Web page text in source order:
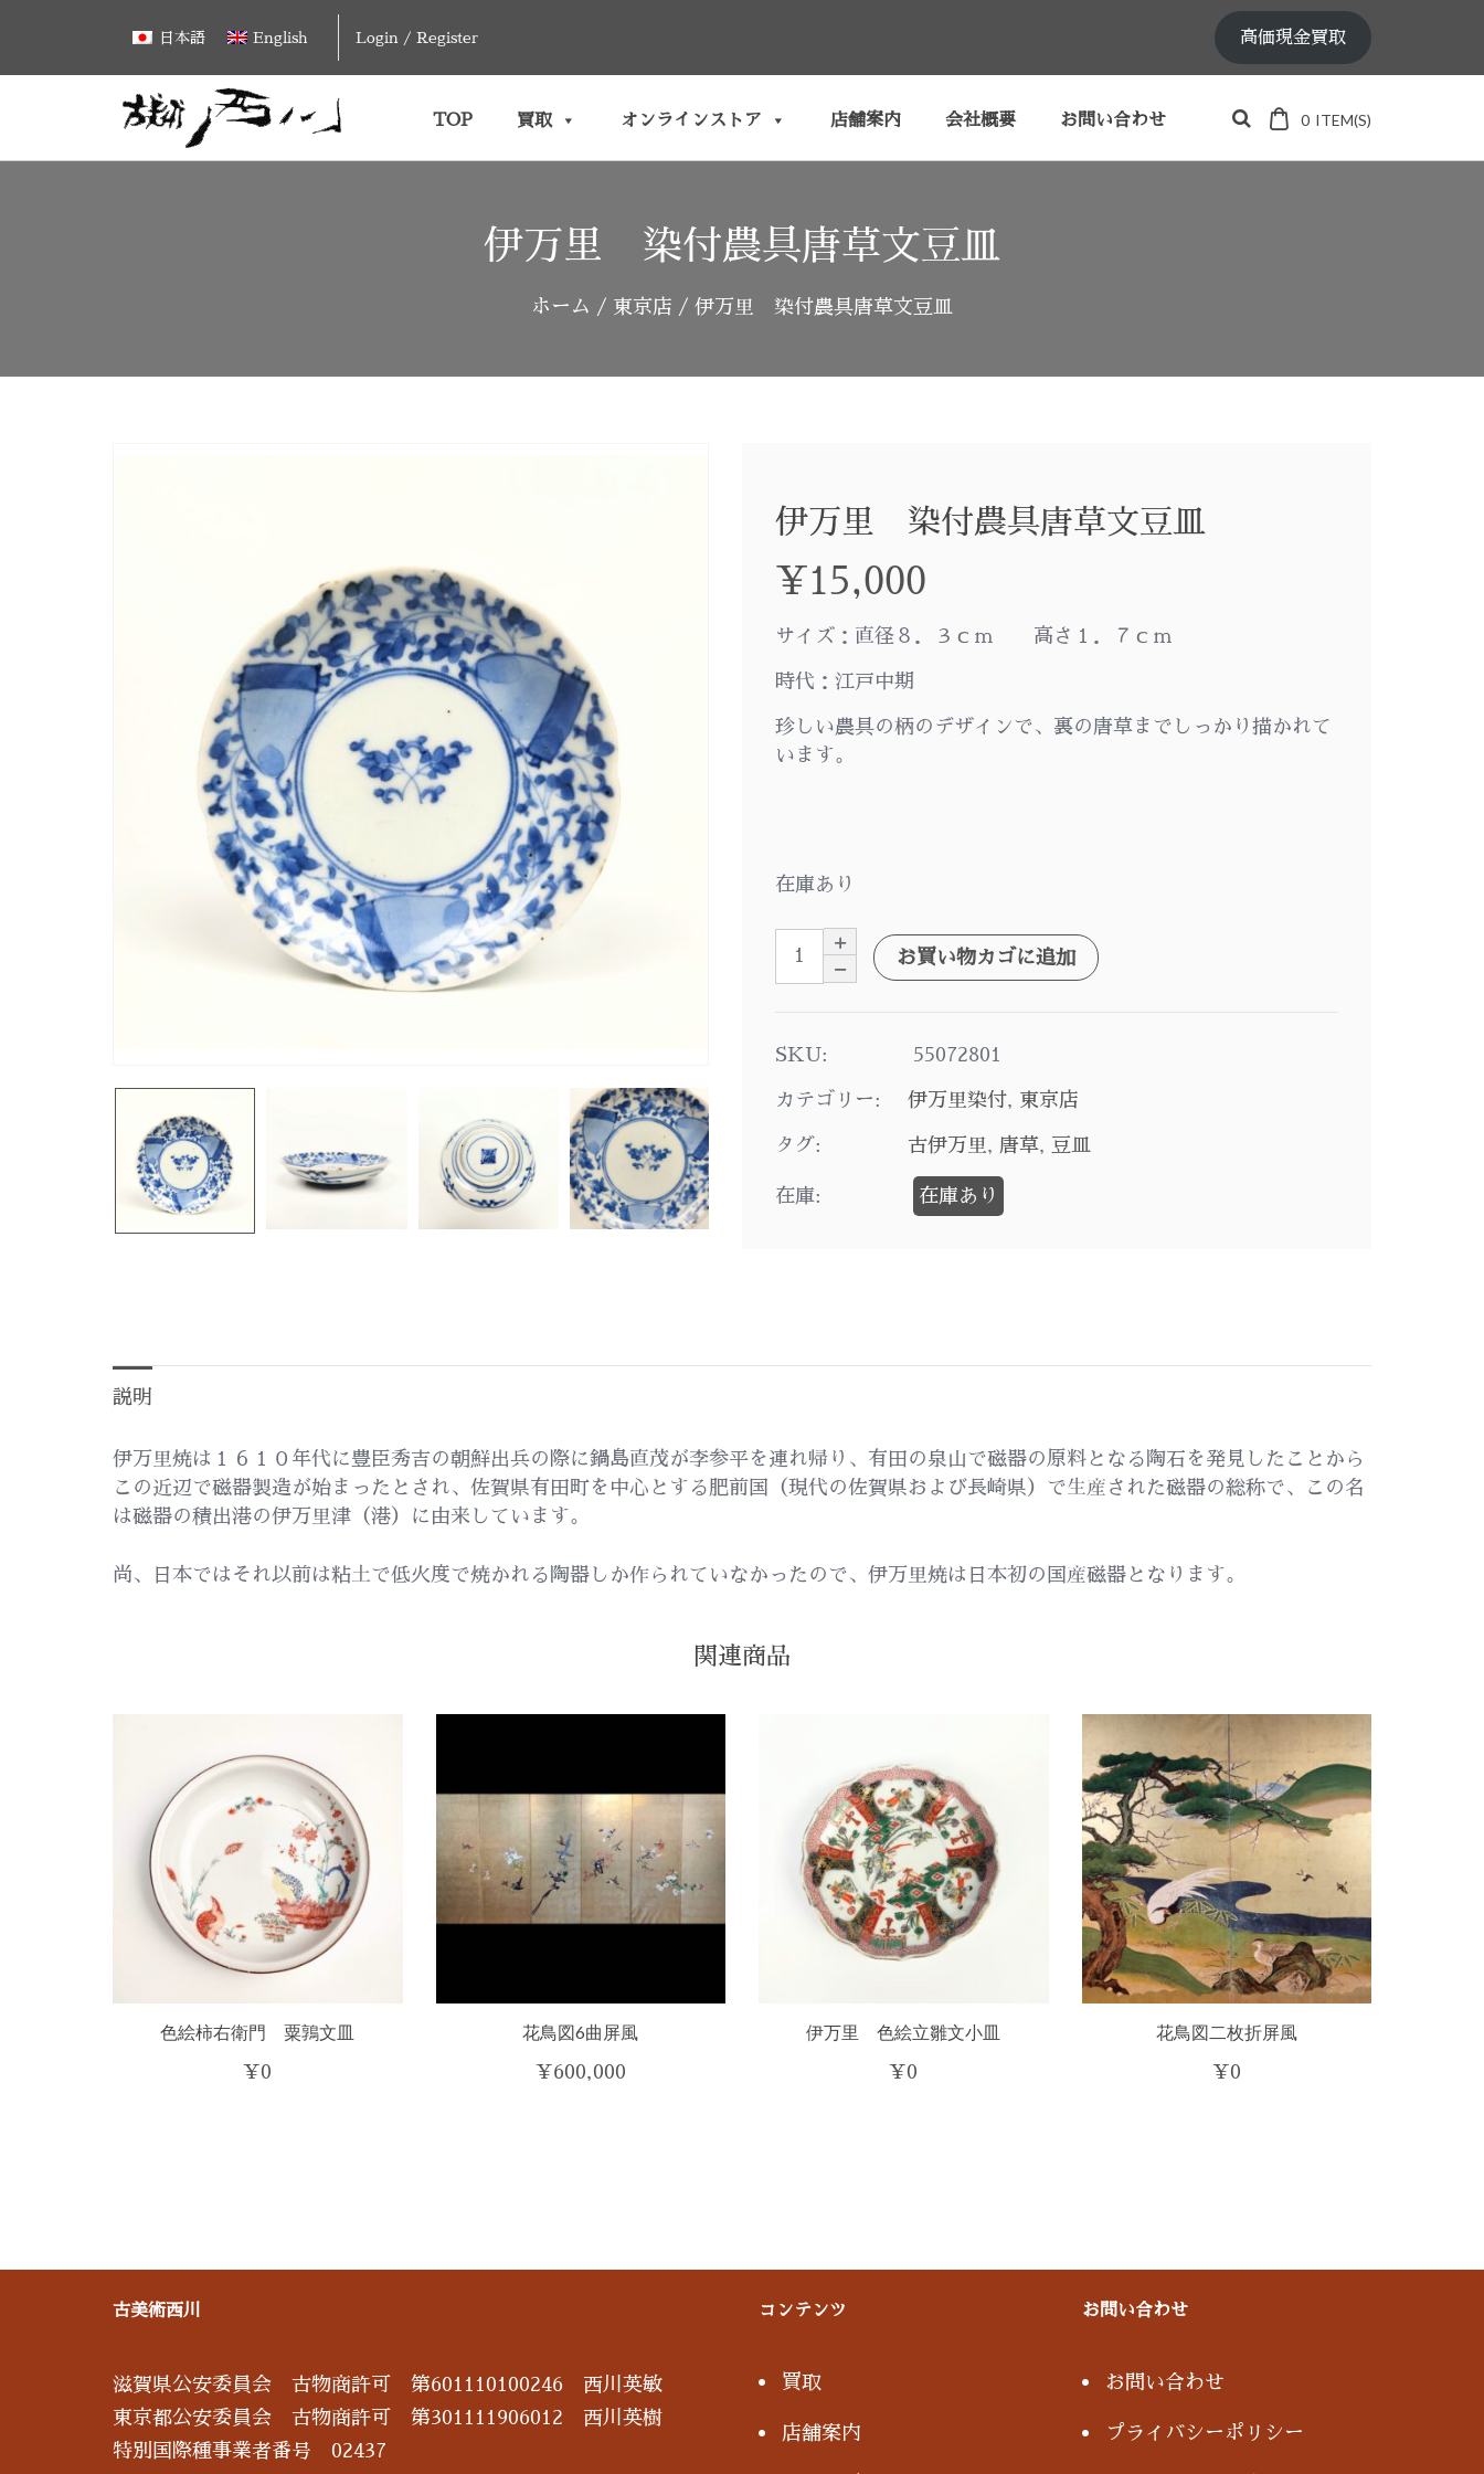
content
日本語 English Login / Register 高価現金買取
TOP 買取 オンラインストア 店舗案内 会社概要 お問い合わせ 0 ITEM(S)
伊万里 染付農具唐草文豆皿
ホーム / 東京店 / 伊万里 染付農具唐草文豆皿
伊万里 染付農具唐草文豆皿
¥ 15,000
サイズ：直径８．３ｃｍ 高さ１．７ｃｍ
時代：江戸中期
珍しい農具の柄のデザインで、裏の唐草までしっかり描かれて
います。
在庫あり
お買い物カゴに追加
SKU: 55072801
カテゴリー: 伊万里染付, 東京店
タグ: 古伊万里, 唐草, 豆皿
在庫: 在庫あり
説明
伊万里焼は１６１０年代に豊臣秀吉の朝鮮出兵の際に鍋島直茂が李参平を連れ帰り、有田の泉山で磁器の原料となる陶石を発見したことから
この近辺で磁器製造が始まったとされ、佐賀県有田町を中心とする肥前国（現代の佐賀県および長崎県）で生産された磁器の総称で、この名
は磁器の積出港の伊万里津（港）に由来しています。
尚、日本ではそれ以前は粘土で低火度で焼かれる陶器しか作られていなかったので、伊万里焼は日本初の国産磁器となります。
関連商品
色絵柿右衛門 粟鶉文皿
¥ 0
花鳥図6曲屏風
¥ 600,000
伊万里 色絵立雛文小皿
¥ 0
花鳥図二枚折屏風
¥ 0
古美術西川
滋賀県公安委員会 古物商許可 第601110100246 西川英敏
東京都公安委員会 古物商許可 第301111906012 西川英樹
特別国際種事業者番号 02437
コンテンツ
買取
店舗案内
お問い合わせ
お問い合わせ
プライバシーポリシー